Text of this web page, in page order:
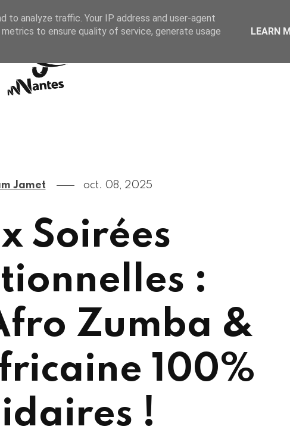
Jamet oct. 08, 2025
Soirées
:
Zumba &
100%
!
to analyze traffic. Your IP address and user-agent
to ensure quality of service, generate usage
LEARN